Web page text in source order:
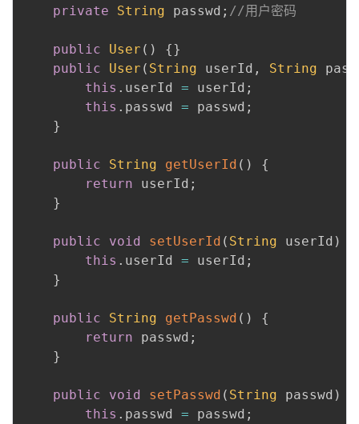
private
String passwd ; //用户密码
public User ( ) {}
public
User ( String userId , String
this . userId = userId ;
this . passwd = passwd ;
}
public String getUserId ( )
{
return userId ;
}
public void setUserId ( String userId )
this . userId = userId ;
}
public String getPasswd ( )
{
return passwd ;
}
public void setPasswd ( String passwd )
this . passwd = passwd ;